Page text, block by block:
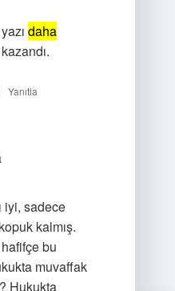
daha
Yanıtla
iyi, sadece
kalmış.
bu
muvaffak
Hukukta